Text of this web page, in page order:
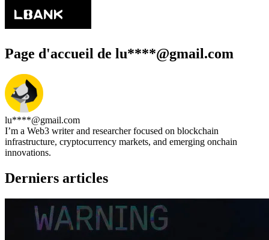
Page d'accueil de lu****@gmail.com
lu****@gmail.com
I’m a Web3 writer and researcher focused on blockchain
infrastructure, cryptocurrency markets, and emerging onchain
innovations.
Derniers articles